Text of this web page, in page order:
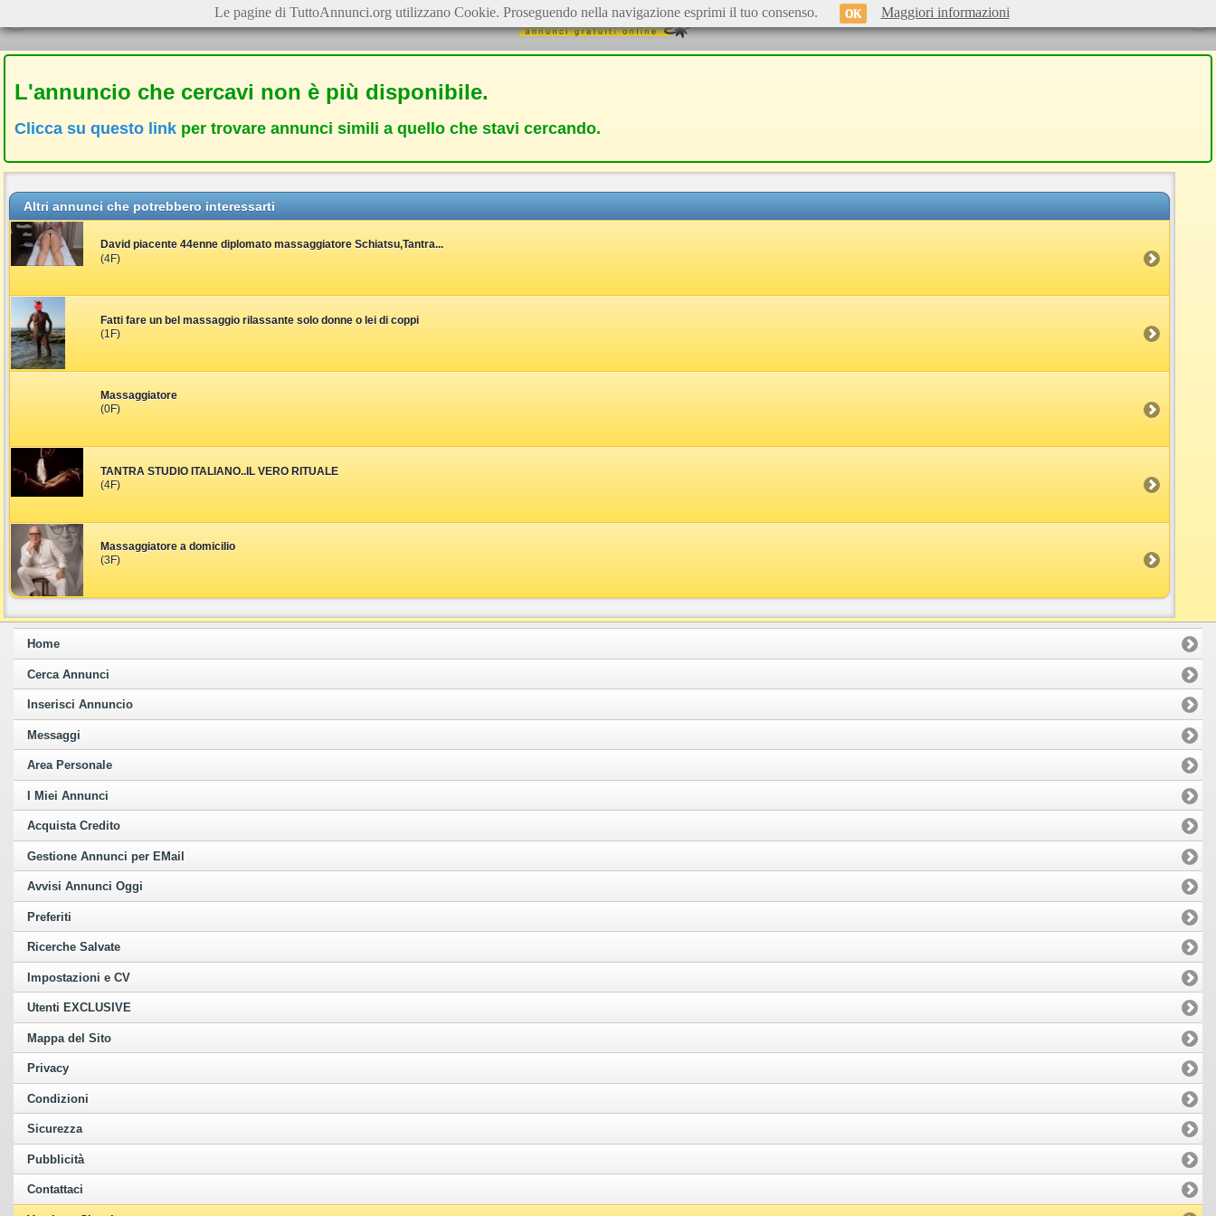
L'annuncio che cercavi non è più disponibile.
Clicca su questo link per trovare annunci simili a quello che stavi cercando.
Altri annunci che potrebbero interessarti
David piacente 44enne diplomato massaggiatore Schiatsu,Tantra...
(4F)
Fatti fare un bel massaggio rilassante solo donne o lei di coppi
(1F)
Massaggiatore
(0F)
TANTRA STUDIO ITALIANO..IL VERO RITUALE
(4F)
Massaggiatore a domicilio
(3F)
Home
Cerca Annunci
Inserisci Annuncio
Messaggi
Area Personale
I Miei Annunci
Acquista Credito
Gestione Annunci per EMail
Avvisi Annunci Oggi
Preferiti
Ricerche Salvate
Impostazioni e CV
Utenti EXCLUSIVE
Mappa del Sito
Privacy
Condizioni
Sicurezza
Pubblicità
Contattaci
Le pagine di TuttoAnnunci.org utilizzano Cookie. Proseguendo nella navigazione esprimi il tuo consenso. OK Maggiori informazioni